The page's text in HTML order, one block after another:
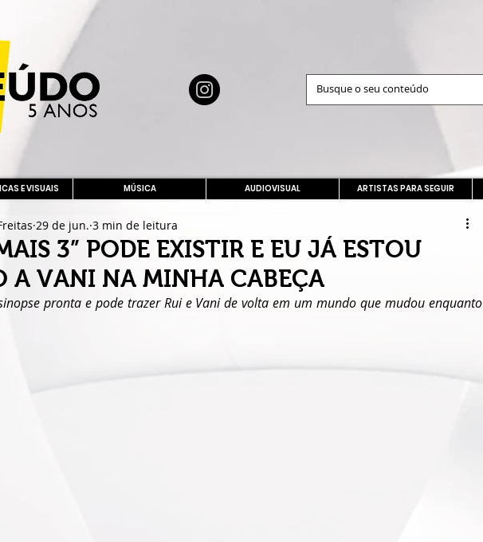
E VISUAIS MÚSICA AUDIOVISUAL ARTISTAS PARA SEGUIR
3” PODE EXISTIR E EU JÁ ESTOU
A VANI NA MINHA CABEÇA
29 de jun. 3 min de leitura
pronta e pode trazer Rui e Vani de volta em um mundo que mudou enquanto